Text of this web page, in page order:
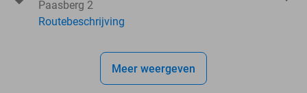
Paasberg 2
Routebeschrijving
Meer weergeven